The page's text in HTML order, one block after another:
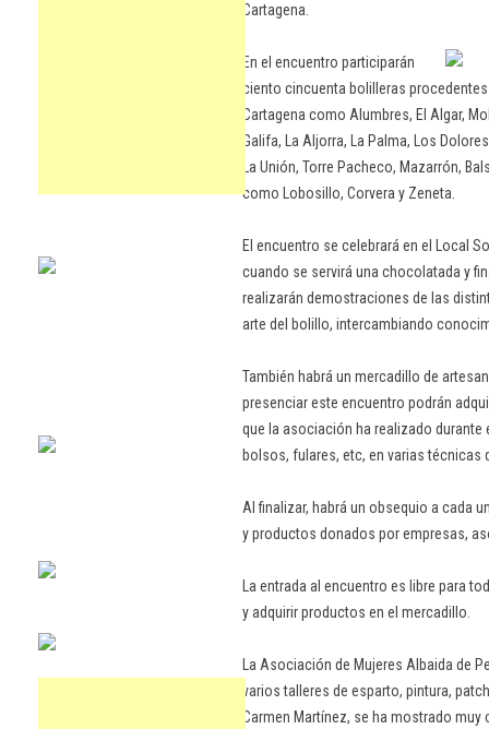
Cartagena.
En el encuentro participarán
ciento cincuenta bolilleras
Cartagena como Alumbres, El Algar,
Galifa, La Aljorra, La Palma, Los
La Unión, Torre Pacheco, Mazarrón,
como Lobosillo, Corvera y Zeneta.
El encuentro se celebrará en el Local
cuando se servirá una chocolatada y
realizarán demostraciones de las
arte del bolillo, intercambiando
También habrá un mercadillo de
presenciar este encuentro podrán
que la asociación ha realizado
bolsos, fulares, etc, en varias técnicas
Al finalizar, habrá un obsequio a cada
y productos donados por empresas,
La entrada al encuentro es libre para
y adquirir productos en el mercadillo.
La Asociación de Mujeres Albaida de
varios talleres de esparto, pintura,
Carmen Martínez, se ha mostrado